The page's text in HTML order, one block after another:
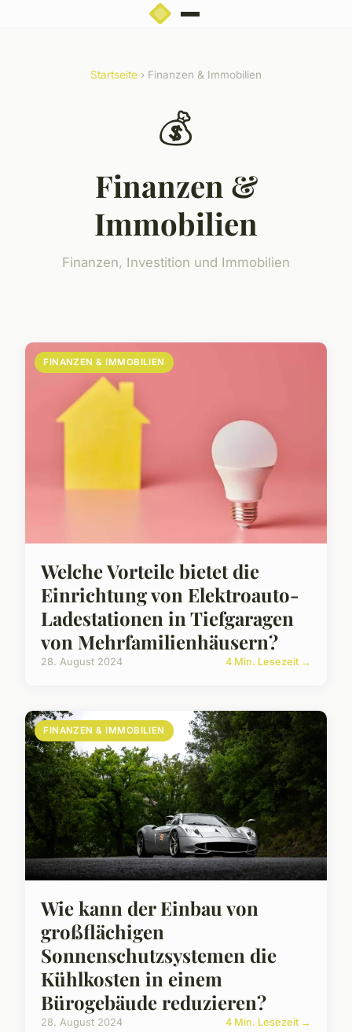
Startseite › Finanzen & Immobilien
💰
Finanzen &
Immobilien
Finanzen, Investition und Immobilien
FINANZEN & IMMOBILIEN
Welche Vorteile bietet die
Einrichtung von Elektroauto-
Ladestationen in Tiefgaragen
von Mehrfamilienhäusern?
28. August 2024 4 Min. Lesezeit →
FINANZEN & IMMOBILIEN
Wie kann der Einbau von
großflächigen
Sonnenschutzsystemen die
Kühlkosten in einem
Bürogebäude reduzieren?
28. August 2024 4 Min. Lesezeit →